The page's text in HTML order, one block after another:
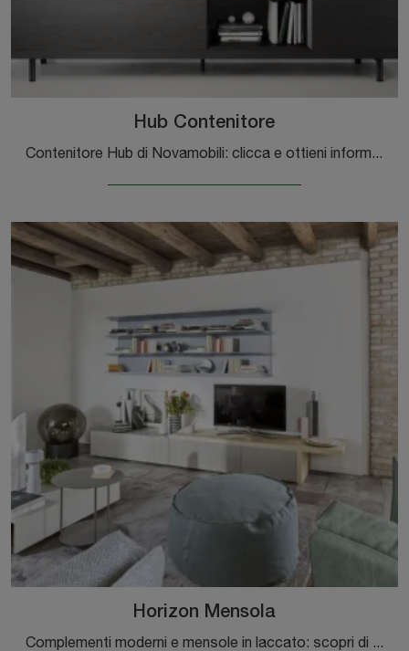
Hub Contenitore
Contenitore Hub di Novamobili: clicca e ottieni informazioni sui Complementi e contenitori moderni in metallo del rinomato marchio!
Horizon Mensola
Complementi moderni e mensole in laccato: scopri di più sul modello Horizon Mensola di Novamobili e potrai valorizzare i tuoi spazi.